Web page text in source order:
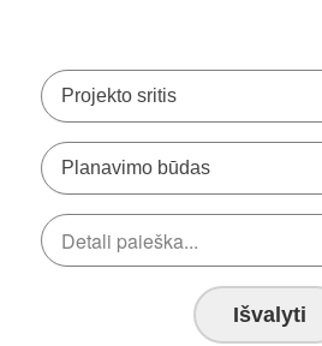
Projekto sritis
Planavimo būdas
Išvalyti